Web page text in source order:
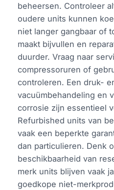
beheersen. Controleer
oudere units kunnen
niet langer gangbaar of
maakt bijvullen en
duurder. Vraag naar
compressoruren of
controleren. Een druk-
vacuümbehandeling en
corrosie zijn essentieel
Refurbished units van
vaak een beperkte
dan particulieren. Denk
beschikbaarheid van
merk units blijven vaak
goedkope niet-